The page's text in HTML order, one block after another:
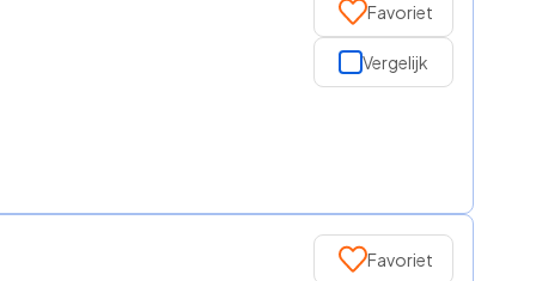
Favoriet
Vergelijk
Favoriet